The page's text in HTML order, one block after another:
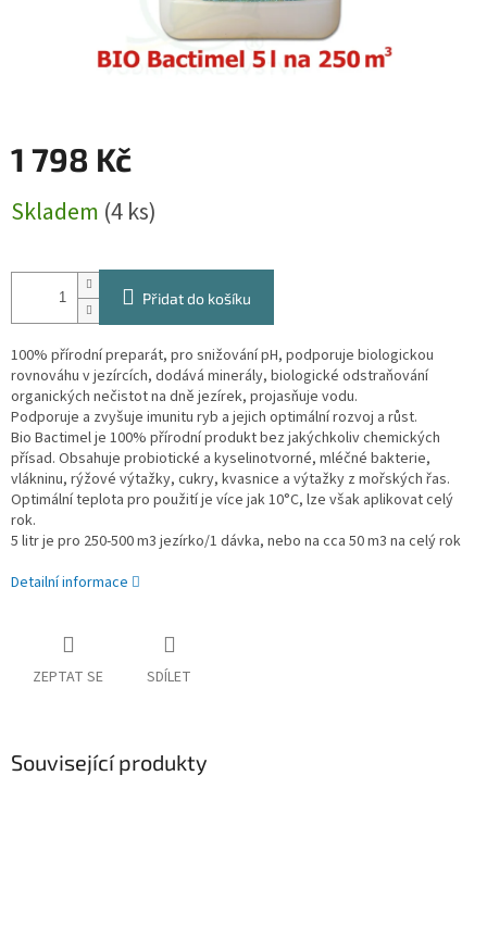
1 798 Kč
cena:
Skladem (4 ks)
Přidat do košíku
100% přírodní preparát, pro snižování pH, podporuje biologickou
rovnováhu v jezírcích, dodává minerály, biologické odstraňování
organických nečistot na dně jezírek, projasňuje vodu.
Podporuje a zvyšuje imunitu ryb a jejich optimální rozvoj a růst.
Bio Bactimel je 100% přírodní produkt bez jakýchkoliv chemických
přísad. Obsahuje probiotické a kyselinotvorné, mléčné bakterie,
vlákninu, rýžové výtažky, cukry, kvasnice a výtažky z mořských řas.
Optimální teplota pro použití je více jak 10°C, lze však aplikovat celý
rok.
5 litr je pro 250-500 m3 jezírko/1 dávka, nebo na cca 50 m3 na celý rok
Detailní informace
ZEPTAT SE SDÍLET
Související produkty